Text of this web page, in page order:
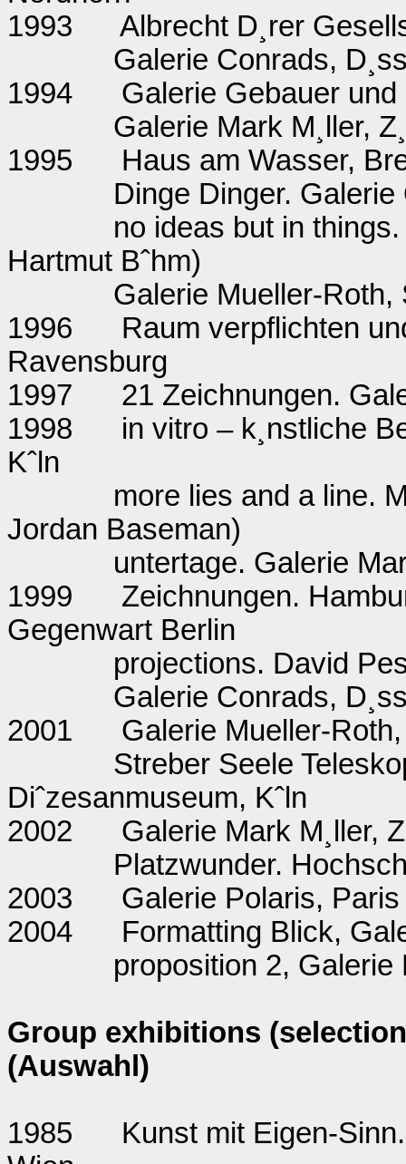
1993
Albrecht D¸rer
Galerie Conrads,
1994
Galerie Gebauer und
Galerie Mark M¸ller,
1995
Haus am Wasser,
Dinge Dinger.
no ideas but in
Hartmut Bˆhm)
Galerie Mueller-Roth,
1996
Raum verpflichten
Ravensburg
1997
21 Zeichnungen.
1998
in vitro – k¸nstliche
Kˆln
more lies and a line.
Jordan Baseman)
untertage. Galerie
1999
Zeichnungen.
Gegenwart Berlin
projections. David
Galerie Conrads,
2001
Galerie Mueller-
Streber Seele
Diˆzesanmuseum, Kˆln
2002
Galerie Mark M¸ller,
Platzwunder.
2003
Galerie Polaris, Paris
2004
Formatting Blick,
proposition 2, Galerie
Group exhibitions
(Auswahl)
1985
Kunst mit Eigen-